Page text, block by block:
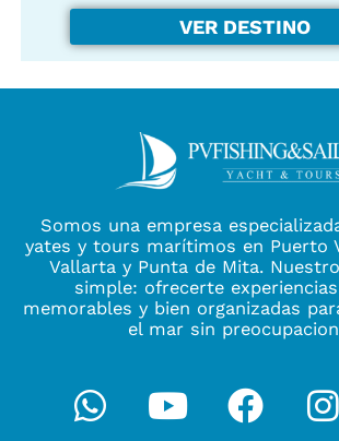
VER DESTINO
Somos una empresa
yates y tours marítimos en Puerto
Vallarta y Punta de Mita.
simple: ofrecerte
memorables y bien organizadas
el mar sin
Whatsapp
Youtube